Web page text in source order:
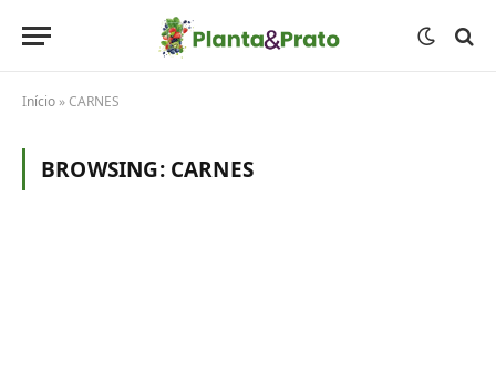
Início »CARNES
BROWSING: CARNES